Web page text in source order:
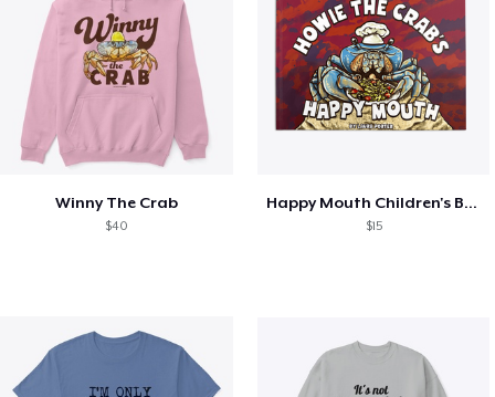
Winny The Crab
$40
Happy Mouth Children's Book
$15